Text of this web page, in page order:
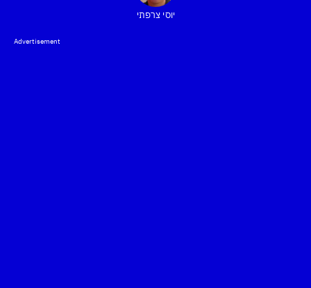
יוסי צרפתי
Advertisement